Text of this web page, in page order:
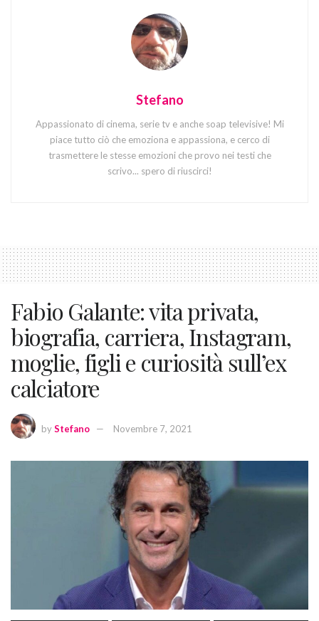
Stefano
Appassionato di cinema, serie tv e anche soap televisive! Mi
piace tutto ciò che emoziona e appassiona, e cerco di
trasmettere le stesse emozioni che provo nei testi che
scrivo... spero di riuscirci!
Fabio Galante: vita privata,
biografia, carriera, Instagram,
moglie, figli e curiosità sull’ex
calciatore
byStefano Novembre 7, 2021